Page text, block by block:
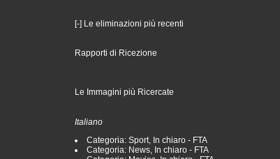
[-] Le eliminazioni più recenti
Rapporti di Ricezione
Le Immagini più Ricercate
Italiano
Categoria: Sport, In chiaro - FTA
Categoria: News, In chiaro - FTA